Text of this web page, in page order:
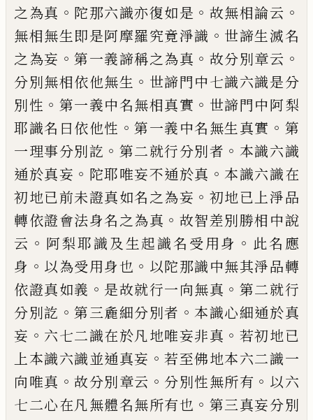
之為真 。 陀那六識亦復如是 。 故無相論云 。
無相無生即是阿摩羅究竟淨識 。 世諦生滅名
之為妄 。第一義諦稱之為真 。 故分別章云 。
分別無相依他無生 。 世諦門中七識六識是分
別性 。 第一義中名無相真實 。 世諦門中阿梨
耶識名 曰依他性 。第一義中名無生真實 。 第
一理事分別訖 。 第二就行分別者 。 本識六識
通於真妄 。 陀耶唯妄不通於真 。本識六識在
初地已前未證真如名之為妄 。 初地已上淨品
轉依證會法身名之為真 。 故智差別勝相中說
云 。 阿梨耶識及生起識名受用身 。 此名應
身 。 以為受用身也 。 以陀那識中無其淨品轉
依證真如義 。 是故就行一向無真 。 第二就行
分別訖 。第三麁細分別者 。本識心細通於真
妄 。 六七二識在於凡地唯妄非真 。 若初地已
上本識六識並通真妄 。若至佛地本六二識一
向唯真 。故分別章云 。 分別性無所有 。 以六
七二心在凡無體名無所有也 。 第三真妄分別